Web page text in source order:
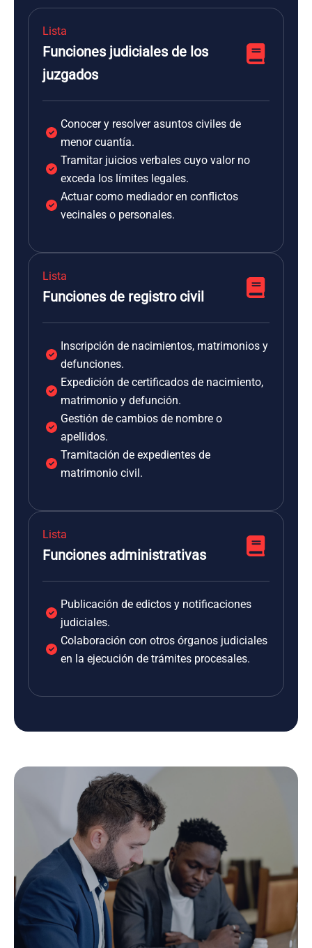
Lista
Funciones judiciales de los
juzgados
Conocer y resolver asuntos civiles de
menor cuantía.
Tramitar juicios verbales cuyo valor no
exceda los límites legales.
Actuar como mediador en conflictos
vecinales o personales.
Lista
Funciones de registro civil
Inscripción de nacimientos, matrimonios y
defunciones.
Expedición de certificados de nacimiento,
matrimonio y defunción.
Gestión de cambios de nombre o
apellidos.
Tramitación de expedientes de
matrimonio civil.
Lista
Funciones administrativas
Publicación de edictos y notificaciones
judiciales.
Colaboración con otros órganos judiciales
en la ejecución de trámites procesales.